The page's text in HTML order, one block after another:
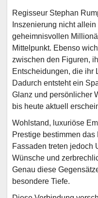
Regisseur Stephan
Inszenierung nicht
geheimnisvollen
Mittelpunkt. Ebenso
zwischen den Figuren,
Entscheidungen, die ihr
Dadurch entsteht ein
Glanz und persönlicher
bis heute aktuell
Wohlstand, luxuriöse
Prestige bestimmen
Fassaden treten jedoch
Wünsche und
Genau diese
besondere Tiefe.